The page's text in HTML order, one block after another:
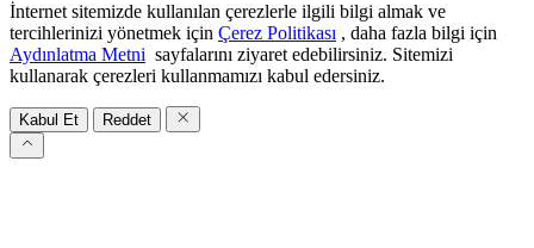
İnternet sitemizde kullanılan çerezlerle ilgili bilgi almak ve
tercihlerinizi yönetmek için Çerez Politikası , daha fazla bilgi için
Aydınlatma Metni sayfalarını ziyaret edebilirsiniz. Sitemizi
kullanarak çerezleri kullanmamızı kabul edersiniz.
Kabul Et Reddet